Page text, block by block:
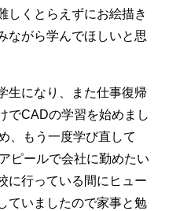
しくとらえずにお絵描き
ながら学んでほしいと思
生になり、また仕事復帰
でCADの学習を始めまし
、もう一度学び直して
ピールで会社に勤めたい
に行っている間にヒュー
ていましたので家事と勉